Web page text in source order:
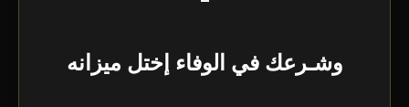
وشـرعك في الوفاء إختل ميزانه